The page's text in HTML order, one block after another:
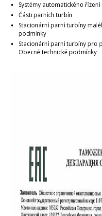
Systémy automatického řízení
Části parních turbín
Stacionární parní turbíny
podmínky
Stacionární parní turbíny pro
Obecné technické podmínky